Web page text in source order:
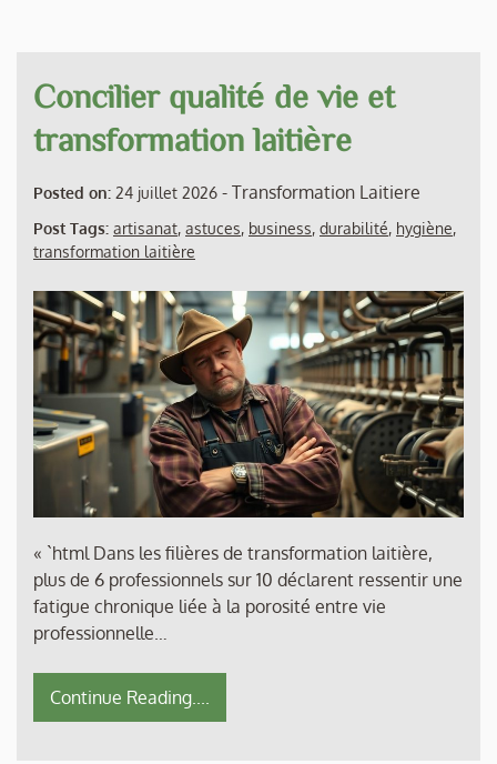
Concilier qualité de vie et
transformation laitière
Posted on: 24 juillet 2026 - Transformation Laitiere
Post Tags: artisanat, astuces, business, durabilité, hygiène,
transformation laitière
« `html Dans les filières de transformation laitière,
plus de 6 professionnels sur 10 déclarent ressentir une
fatigue chronique liée à la porosité entre vie
professionnelle…
Continue Reading....